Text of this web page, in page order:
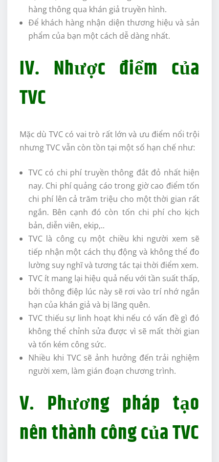
hàng thông qua khán giả truyền hình.
Để khách hàng nhận diện thương hiệu và sản
phẩm của bạn một cách dễ dàng nhất.
IV. Nhược điểm của
TVC
Mặc dù TVC có vai trò rất lớn và ưu điểm nổi trội
nhưng TVC vẫn còn tồn tại một số hạn chế như:
TVC có chi phí truyền thông đắt đỏ nhất hiện
nay. Chi phí quảng cáo trong giờ cao điểm tốn
chi phí lên cả trăm triệu cho một thời gian rất
ngắn. Bên cạnh đó còn tốn chi phí cho kịch
bản, diễn viên, ekip,..
TVC là công cụ một chiều khi người xem sẽ
tiếp nhận một cách thụ động và không thể đo
lường suy nghĩ và tương tác tại thời điểm xem.
TVC ít mang lại hiệu quả nếu với tần suất thấp,
bởi thông điệp lúc này sẽ rơi vào trí nhớ ngắn
hạn của khán giả và bị lãng quên.
TVC thiếu sự linh hoạt khi nếu có vấn đề gì đó
không thể chỉnh sửa được vì sẽ mất thời gian
và tốn kém công sức.
Nhiều khi TVC sẽ ảnh hưởng đến trải nghiệm
người xem, làm gián đoạn chương trình.
V. Phương pháp tạo
nên thành công của TVC